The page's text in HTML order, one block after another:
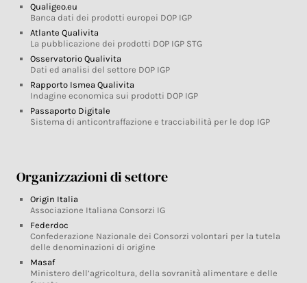
Qualigeo.eu
Banca dati dei prodotti europei DOP IGP
Atlante Qualivita
La pubblicazione dei prodotti DOP IGP STG
Osservatorio Qualivita
Dati ed analisi del settore DOP IGP
Rapporto Ismea Qualivita
Indagine economica sui prodotti DOP IGP
Passaporto Digitale
Sistema di anticontraffazione e tracciabilità per le dop IGP
Organizzazioni di settore
Origin Italia
Associazione Italiana Consorzi IG
Federdoc
Confederazione Nazionale dei Consorzi volontari per la tutela
delle denominazioni di origine
Masaf
Ministero dell’agricoltura, della sovranità alimentare e delle